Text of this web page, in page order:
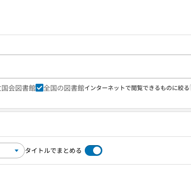
国会図書館 全国の図書館インターネットで閲覧できるものに絞る
タイトルでまとめる